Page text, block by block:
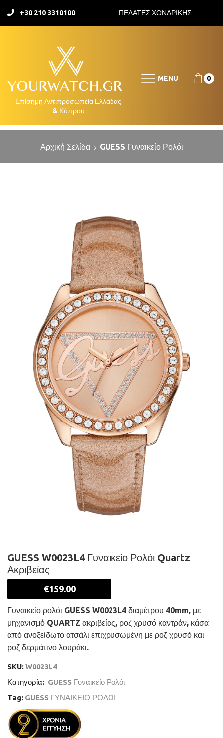
+30 210 3310100 ΠΕΛΑΤΕΣ ΧΟΝΔΡΙΚΗΣ
MENU 0
Αρχική Σελίδα GUESS Γυναικείο Ρολόι
GUESS W0023L4 Γυναικείο Ρολόι Quartz
Ακριβείας
€159.00
Γυναικείο ρολόι GUESS W0023L4 διαμέτρου 40mm, με
μηχανισμό QUARTZ ακριβείας, ροζ χρυσό καντράν, κάσα
από ανοξείδωτο ατσάλι επιχρυσωμένη με ροζ χρυσό και
ροζ δερμάτινο λουράκι.
SKU:W0023L4
Κατηγορία: GUESS Γυναικείο Ρολόι
Tag: GUESS ΓΥΝΑΙΚΕΙΟ ΡΟΛΟΙ